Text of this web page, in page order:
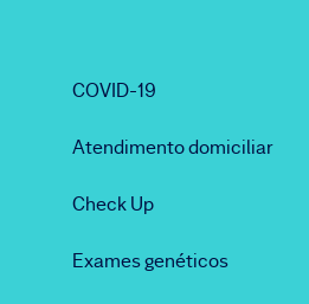
COVID-19
Atendimento domiciliar
Check Up
Exames genéticos